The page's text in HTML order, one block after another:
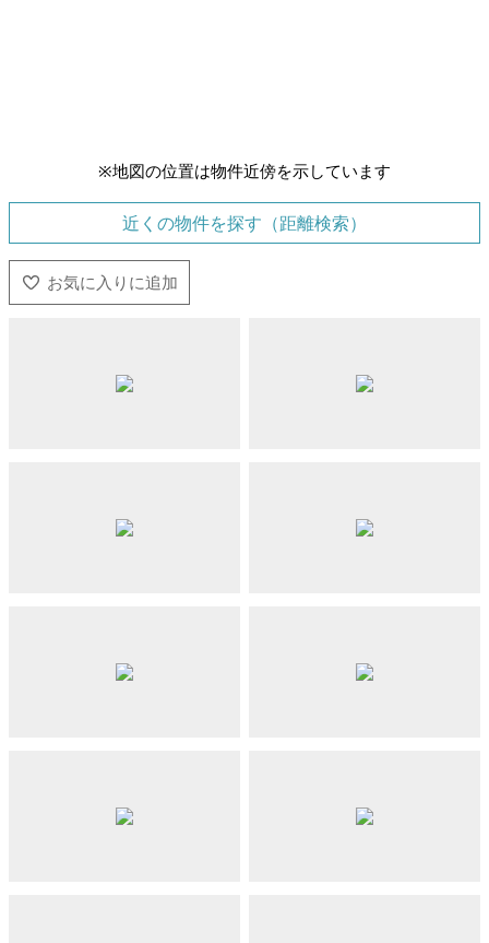
※地図の位置は物件近傍を示しています
近くの物件を探す（距離検索）